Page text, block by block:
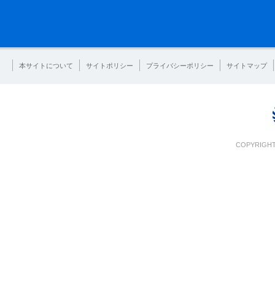
本サイトについて サイトポリシー プライバシーポリシー サイトマップ